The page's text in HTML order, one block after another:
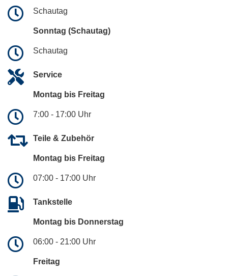
Schautag
Sonntag (Schautag)
Schautag
Service
Montag bis Freitag
7:00 - 17:00 Uhr
Teile & Zubehör
Montag bis Freitag
07:00 - 17:00 Uhr
Tankstelle
Montag bis Donnerstag
06:00 - 21:00 Uhr
Freitag